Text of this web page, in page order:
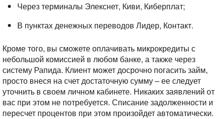
Через терминалы Элекснет, Киви, Киберплат;
В пунктах денежных переводов Лидер, Контакт.
Кроме того, вы сможете оплачивать микрокредиты с
небольшой комиссией в любом банке, а также через
систему Рапида. Клиент может досрочно погасить займ,
просто внеся на счет достаточную сумму – ее следует
уточнить в своем личном кабинете. Никаких заявлений от
вас при этом не потребуется. Списание задолженности и
пересчет процентов при этом произойдет автоматически.